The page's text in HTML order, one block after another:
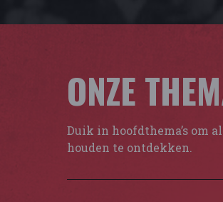
ONZE
Duik in hoofdthema’s om
houden te ontdekken.